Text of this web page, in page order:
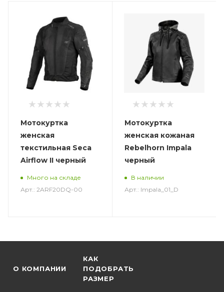
Мотокуртка
женская
текстильная Seca
Airflow II черный
Много на складе
Арт.: 2ARF20DQ-00
Мотокуртка
женская кожаная
Rebelhorn Impala
черный
В наличии
Арт.: Impala_01_D
О КОМПАНИИ
КАК
ПОДОБРАТЬ
РАЗМЕР